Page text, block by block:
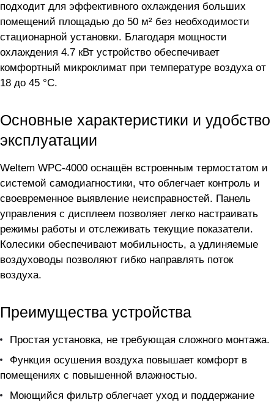
подходит для эффективного охлаждения больших
помещений площадью до 50 м² без необходимости
стационарной установки. Благодаря мощности
охлаждения 4.7 кВт устройство обеспечивает
комфортный микроклимат при температуре воздуха от
18 до 45 °C.
Основные характеристики и удобство
эксплуатации
Weltem WPC-4000 оснащён встроенным термостатом и
системой самодиагностики, что облегчает контроль и
своевременное выявление неисправностей. Панель
управления с дисплеем позволяет легко настраивать
режимы работы и отслеживать текущие показатели.
Колесики обеспечивают мобильность, а удлиняемые
воздуховоды позволяют гибко направлять поток
воздуха.
Преимущества устройства
Простая установка, не требующая сложного монтажа.
Функция осушения воздуха повышает комфорт в
помещениях с повышенной влажностью.
Моющийся фильтр облегчает уход и поддержание